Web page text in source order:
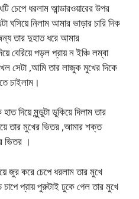
চেপে ধরলাম আন্ডারওয়ারের উপর
নিলাম আমার ভাড়ার চারি দিক
তার দুহাত ধরে আমার
বেরিয়ে পড়ল প্রায় ন ইঞ্চি লম্বা
সেটা ,আমি তার লাজুক মুখের দিকে
চাইলাম।
দিয়ে মুন্ডুটা ডুকিয়ে দিলাম তার
তার মুখের ভিতর ,আমার শক্ত
ভিতর ।
জুর করে চেপে ধরলাম তার মুখে
প্রায় পুরুটাই ঢুকে গেল তার মুখে